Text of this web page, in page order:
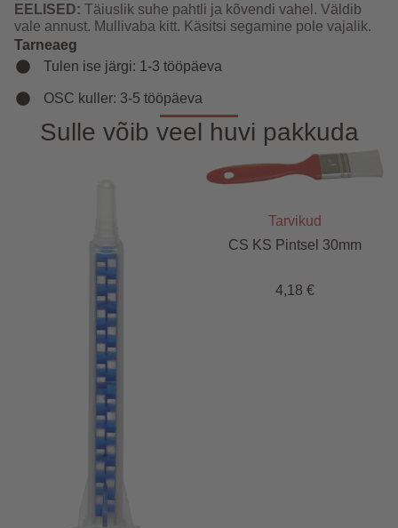
EELISED: Täiuslik suhe pahtli ja kõvendi vahel. Väldib
vale annust. Mullivaba kitt. Käsitsi segamine pole vajalik.
Tarneaeg
Tulen ise järgi: 1-3 tööpäeva
OSC kuller: 3-5 tööpäeva
Sulle võib veel huvi pakkuda
Tarvikud
CS KS Pintsel 30mm
4,18 €